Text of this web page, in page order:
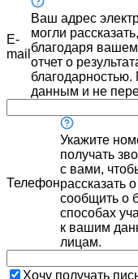
E-
mail
Ваш адрес
могли
благодаря
отчет о
данным и не
Телефон
Укажите
получать
с вами,
рассказать
сообщить о
способах
к вашим
лицам.
Хочу получать